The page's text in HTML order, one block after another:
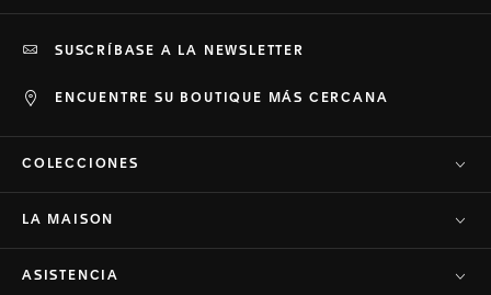
ENCUENTRE SU BOUTIQUE MÁS CERCANA
SUSCRÍBASE A LA NEWSLETTER
COLECCIONES
LA MAISON
ASISTENCIA